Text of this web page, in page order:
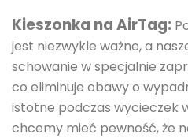
Kieszonka na AirTag:
jest niezwykle ważne, a
schowanie w specjalnie
co eliminuje obawy o
istotne podczas wycieczek
chcemy mieć pewność, że